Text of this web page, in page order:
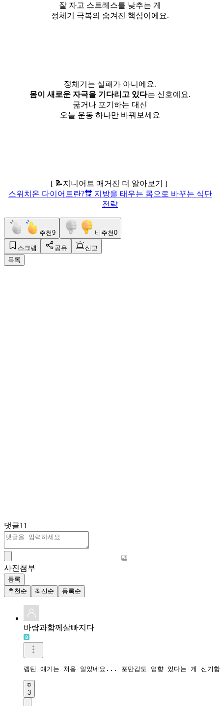
잘 자고 스트레스를 낮추는 게
정체기 극복의 숨겨진 핵심이에요.
정체기는 실패가 아니에요.
몸이 새로운 자극을 기다리고 있다는 신호예요.
굶거나 포기하는 대신
오늘 운동 하나만 바꿔보세요
[ 📝지니어트 매거진 더 알아보기 ]
스위치온 다이어트란?🔛 지방을 태우는 몸으로 바꾸는 식단
전략
추천9 비추천0
스크랩 공유
신고
목록
댓글11
사진첨부
등록
추천순
최신순 등록순
바람과함께살빠지다
렙틴 얘기는 처음 알았네요... 포만감도 영향 있다는 게 신기함
3